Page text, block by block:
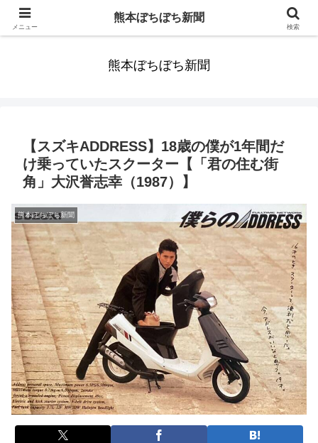
みんなまだ気づかずすごしていたんだわ。ずっといっしょに歩いてゆけるっ
熊本ぼちぼち新聞
【スズキADDRESS】18歳の僕が1年間だ
け乗っていたスクーター【「君の住む街
角」大沢誉志幸（1987）】
熊本ぼちぼち新聞
メニュー
熊本ぼちぼち新聞
検索